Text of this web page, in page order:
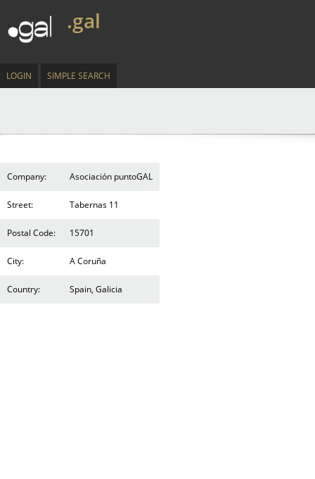
.gal
LOGIN SIMPLE SEARCH
Company: Asociación puntoGAL
Street: Tabernas 11
Postal Code: 15701
City: A Coruña
Country: Spain, Galicia